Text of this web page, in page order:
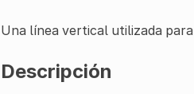
Una línea vertical utilizada
Descripción